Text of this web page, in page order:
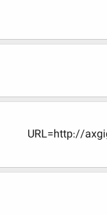
URL=http://